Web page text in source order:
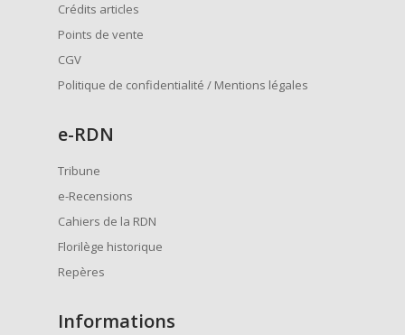
Crédits articles
Points de vente
CGV
Politique de confidentialité / Mentions légales
e-RDN
Tribune
e-Recensions
Cahiers de la RDN
Florilège historique
Repères
Informations